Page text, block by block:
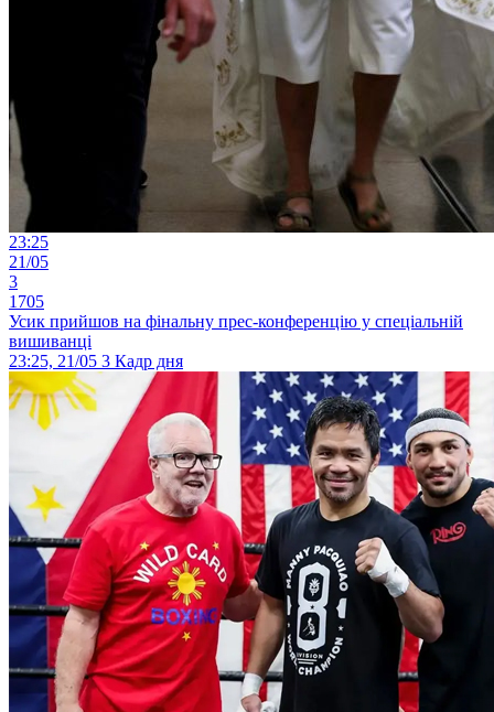
23:25
21/05
3
1705
Усик прийшов на фінальну прес-конференцію у спеціальній
вишиванці
23:25, 21/05 3 Кадр дня